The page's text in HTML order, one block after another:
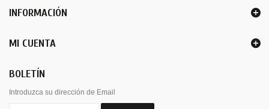
INFORMACIÓN
MI CUENTA
BOLETÍN
Introduzca su dirección de Email